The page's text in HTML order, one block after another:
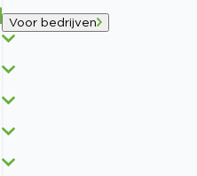
Voor bedrijven